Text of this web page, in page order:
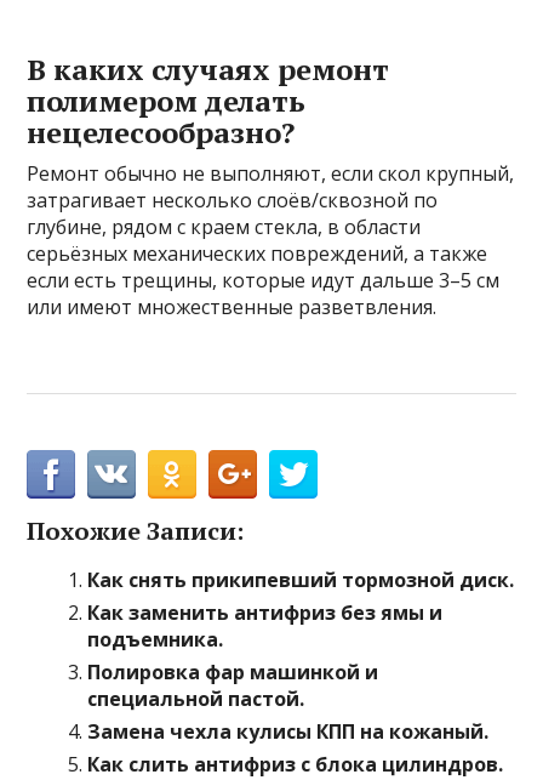
В каких случаях ремонт
полимером делать
нецелесообразно?
Ремонт обычно не выполняют, если скол крупный,
затрагивает несколько слоёв/сквозной по
глубине, рядом с краем стекла, в области
серьёзных механических повреждений, а также
если есть трещины, которые идут дальше 3–5 см
или имеют множественные разветвления.
Похожие Записи:
Как снять прикипевший тормозной диск.
Как заменить антифриз без ямы и
подъемника.
Полировка фар машинкой и
специальной пастой.
Замена чехла кулисы КПП на кожаный.
Как слить антифриз с блока цилиндров.